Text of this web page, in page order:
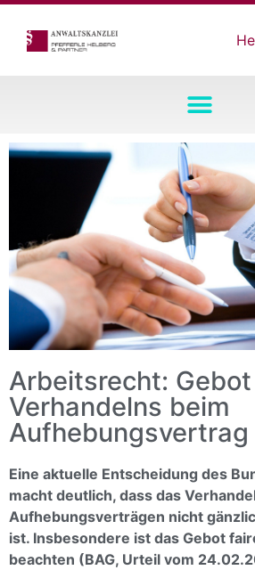
Arbeitsrecht:
Verhandelns beim
Aufhebungsvertrag
Eine aktuelle Entscheidung des
macht deutlich, dass das
Aufhebungsverträgen nicht
ist. Insbesondere ist das Gebot
beachten (BAG, Urteil vom